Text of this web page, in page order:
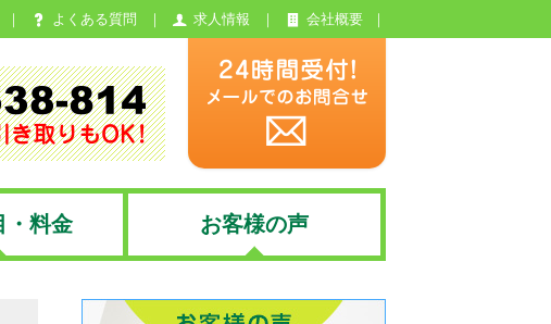
よくある質問 求人情報 会社概要
・料金 お客様の声